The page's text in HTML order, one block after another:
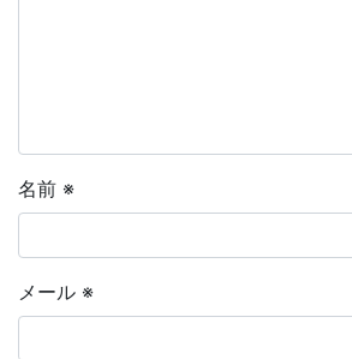
名前 ※
メール ※